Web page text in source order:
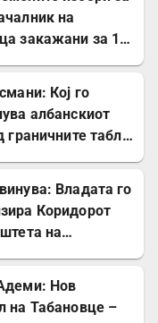
на
закажани за 18
Кој го
албанскиот
граничните табли,
Владата го
Коридорот
на
Нов
на Табановце –